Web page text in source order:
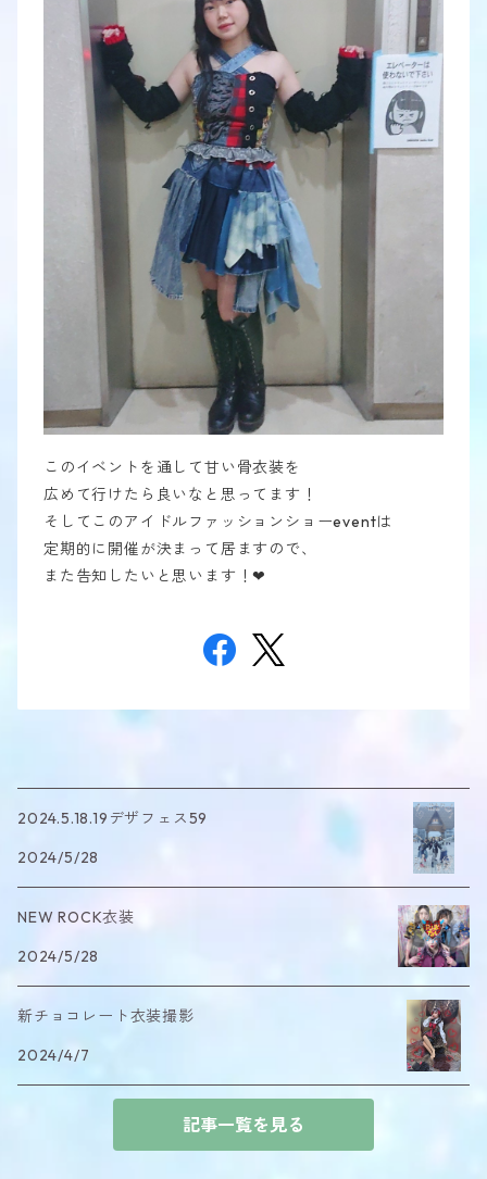
このイベントを通して甘い骨衣装を
広めて行けたら良いなと思ってます！
そしてこのアイドルファッションショーeventは
定期的に開催が決まって居ますので、
また告知したいと思います！❤︎
2024.5.18.19デザフェス59
2024/5/28
NEW ROCK衣装
2024/5/28
新チョコレート衣装撮影
2024/4/7
記事一覧を見る